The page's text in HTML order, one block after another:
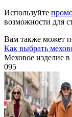
Используйте
возможности для
Вам также может
Как выбрать
Меховое изделие в
095